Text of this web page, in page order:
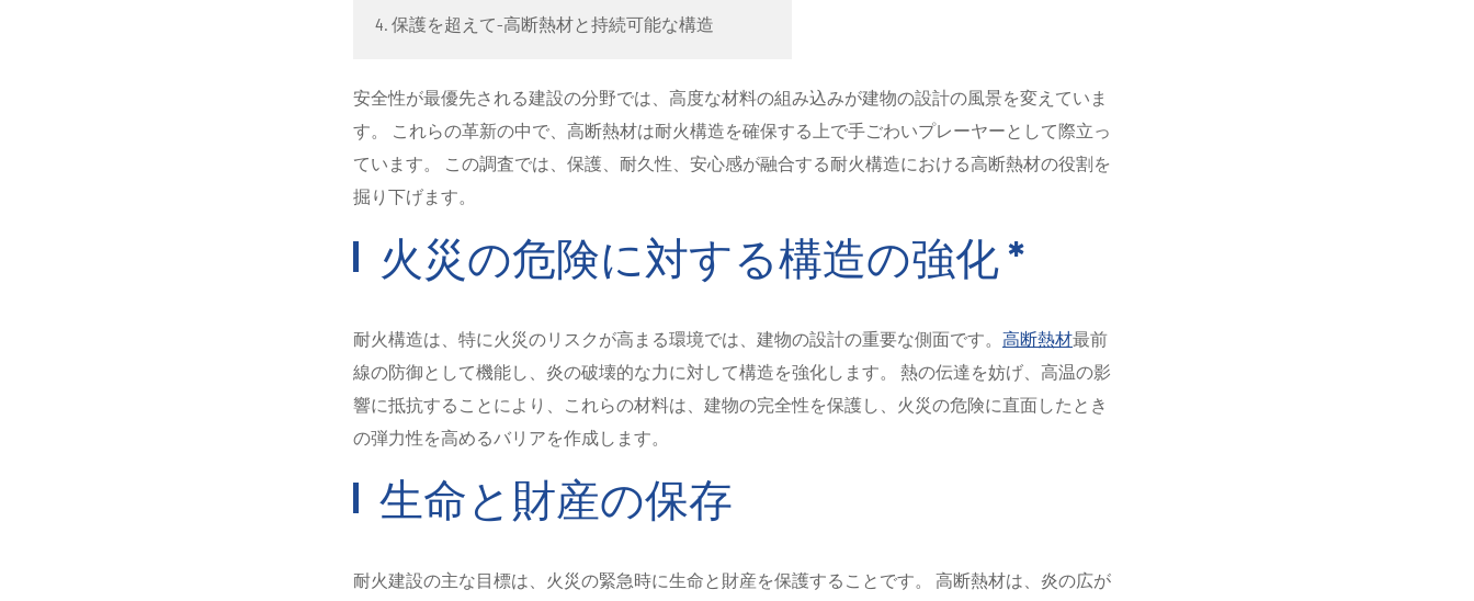
4. 保護を超えて-高断熱材と持続可能な構造
安全性が最優先される建設の分野では、高度な材料の組み込みが建物の設計の風景を変えていま
す。 これらの革新の中で、高断熱材は耐火構造を確保する上で手ごわいプレーヤーとして際立っ
ています。 この調査では、保護、耐久性、安心感が融合する耐火構造における高断熱材の役割を
掘り下げます。
火災の危険に対する構造の強化 *
耐火構造は、特に火災のリスクが高まる環境では、建物の設計の重要な側面です。 高断熱材最前
線の防御として機能し、炎の破壊的な力に対して構造を強化します。 熱の伝達を妨げ、高温の影
響に抵抗することにより、これらの材料は、建物の完全性を保護し、火災の危険に直面したとき
の弾力性を高めるバリアを作成します。
生命と財産の保存
耐火建設の主な目標は、火災の緊急時に生命と財産を保護することです。 高断熱材は、炎の広が